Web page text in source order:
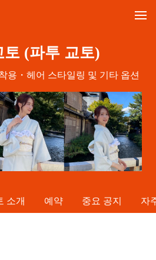
토 (파투 교토)
용・헤어 스타일링 및 기타 옵션
소개 예약 중요 공지 자